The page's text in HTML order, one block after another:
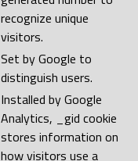
recognize unique
visitors.
Set by Google to
distinguish users.
Installed by Google
Analytics, _gid cookie
stores information on
how visitors use a